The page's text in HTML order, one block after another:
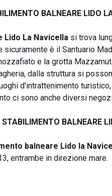
BALNEARE LIDO
Lido La Navicella si trova
sicuramente è il Santuario
e la grotta
dalla struttura si
d'intrattenimento
ci sono anche diversi
STABILIMENTO BALNEARE
balneare Lido la
entrambe in direzione mare.